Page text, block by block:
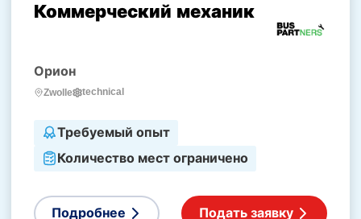
Коммерческий механик
Орион
Zwolle technical
Требуемый опыт
Количество мест ограничено
Подробнее Подать заявку